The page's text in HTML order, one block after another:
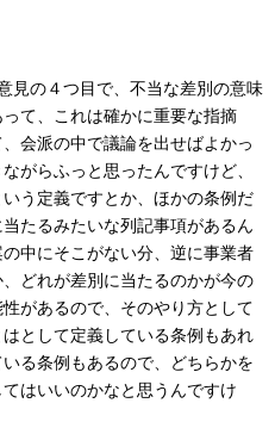
の４つ目で、不当な差別の意味
て、これは確かに重要な指摘
会派の中で議論を出せばよかっ
がらふっと思ったんですけど、
う定義ですとか、ほかの条例だ
たるみたいな列記事項があるん
中にそこがない分、逆に事業者
どれが差別に当たるのかが今の
があるので、そのやり方として
として定義している条例もあれ
る条例もあるので、どちらかを
はいいのかなと思うんですけ